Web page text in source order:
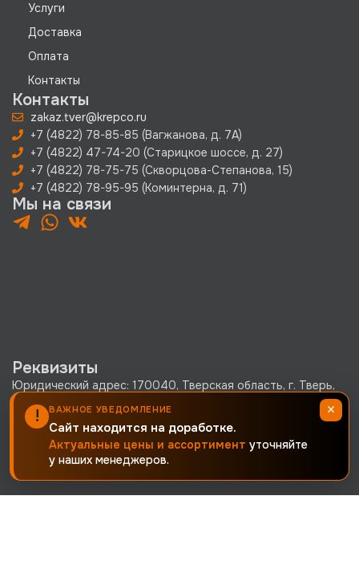
Услуги
Доставка
Оплата
Контакты
Контакты
zakaz.tver@krepco.ru
+7 (4822) 78-85-85 (Вагжанова, д. 7А)
+7 (4822) 47-74-20 (Старицкое шоссе, д. 27)
+7 (4822) 78-75-75 (Скворцова-Степанова, 15)
+7 (4822) 78-95-95 (Коминтерна, д. 71)
Мы на связи
Реквизиты
Юридический адрес: 170040, Тверская область, г. Тверь,
Старицкое шоссе, д. 23, стр. 2, офис 1
ООО «КРЕПКО.РУ» ОГРН 1256900002380 · ИНН
6900019171 · КПП 690001001
Политика конфиденциальности
! ВАЖНОЕ УВЕДОМЛЕНИЕ
Сайт находится на доработке.
Актуальные цены и ассортимент уточняйте
у наших менеджеров.
×